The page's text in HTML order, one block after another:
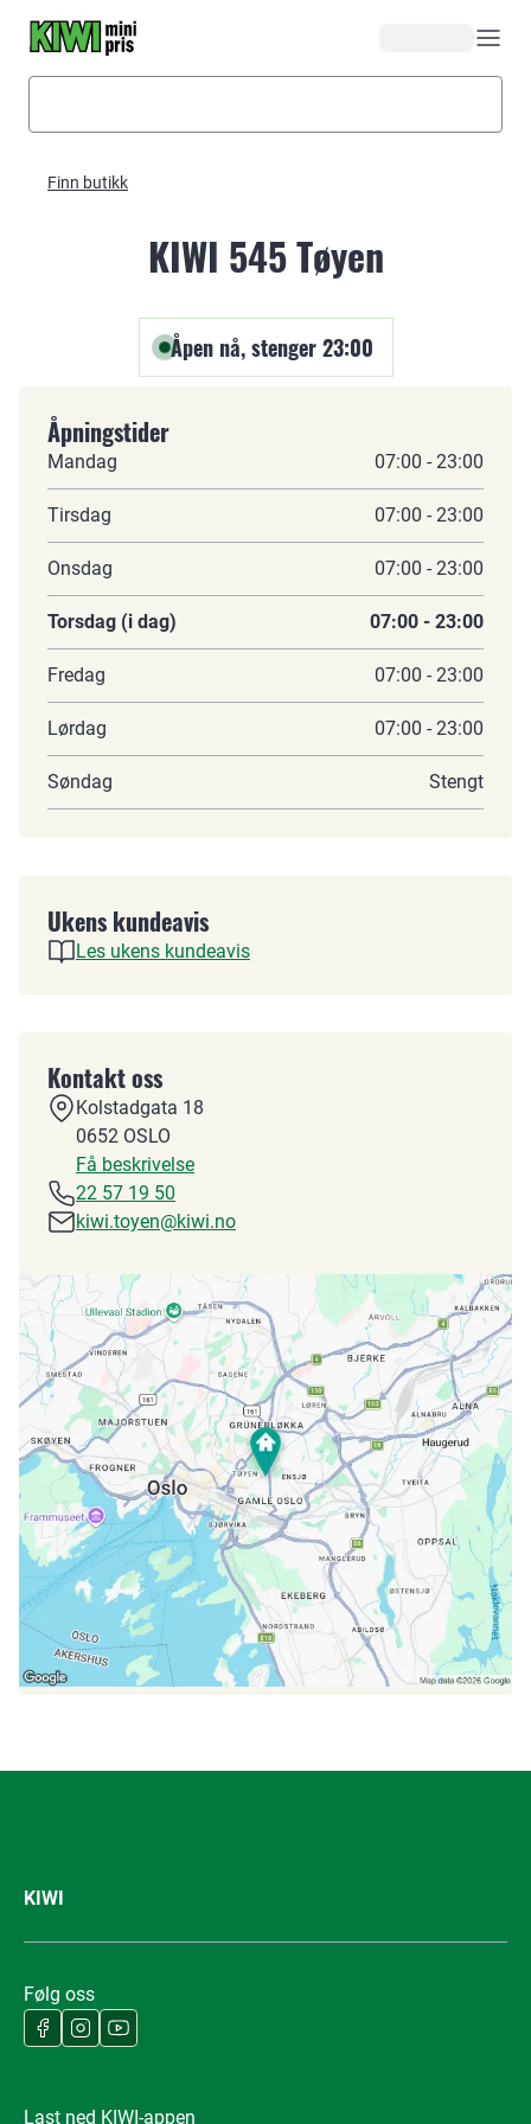
Finn butikk
KIWI 545 Tøyen
Åpen nå, stenger 23:00
Åpningstider
Mandag 07:00 - 23:00
Tirsdag 07:00 - 23:00
Onsdag 07:00 - 23:00
Torsdag (i dag) 07:00 - 23:00
Fredag 07:00 - 23:00
Lørdag 07:00 - 23:00
Søndag Stengt
Ukens kundeavis
Les ukens kundeavis
Kontakt oss
Kolstadgata 18
0652 OSLO
Få beskrivelse
22 57 19 50
kiwi.toyen@kiwi.no
KIWI
Følg oss
Last ned KIWI-appen